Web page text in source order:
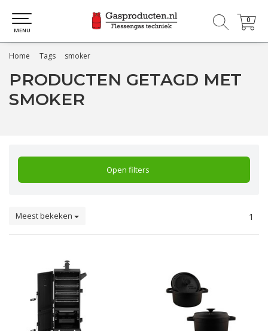
0
0
MENU
Home Tags smoker
PRODUCTEN GETAGD MET
SMOKER
Open filters
Meest bekeken 1